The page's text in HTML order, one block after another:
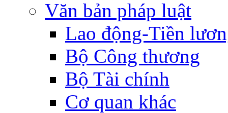
Văn bản pháp luật
Lao động-Tiền
Bộ Công thương
Bộ Tài chính
Cơ quan khác